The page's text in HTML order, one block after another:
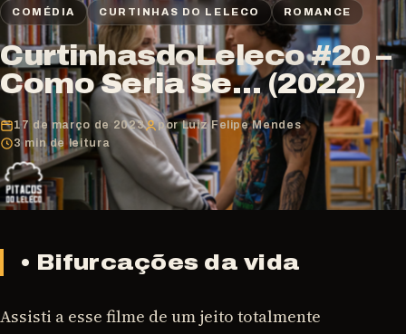
COMÉDIA CURTINHAS DO LELECO ROMANCE
CurtinhasdoLeleco #20 –
Como Seria Se… (2022)
17 de março de 2023
por Luiz Felipe Mendes
3 min de leitura
• Bifurcações da vida
Assisti a esse filme de um jeito totalmente